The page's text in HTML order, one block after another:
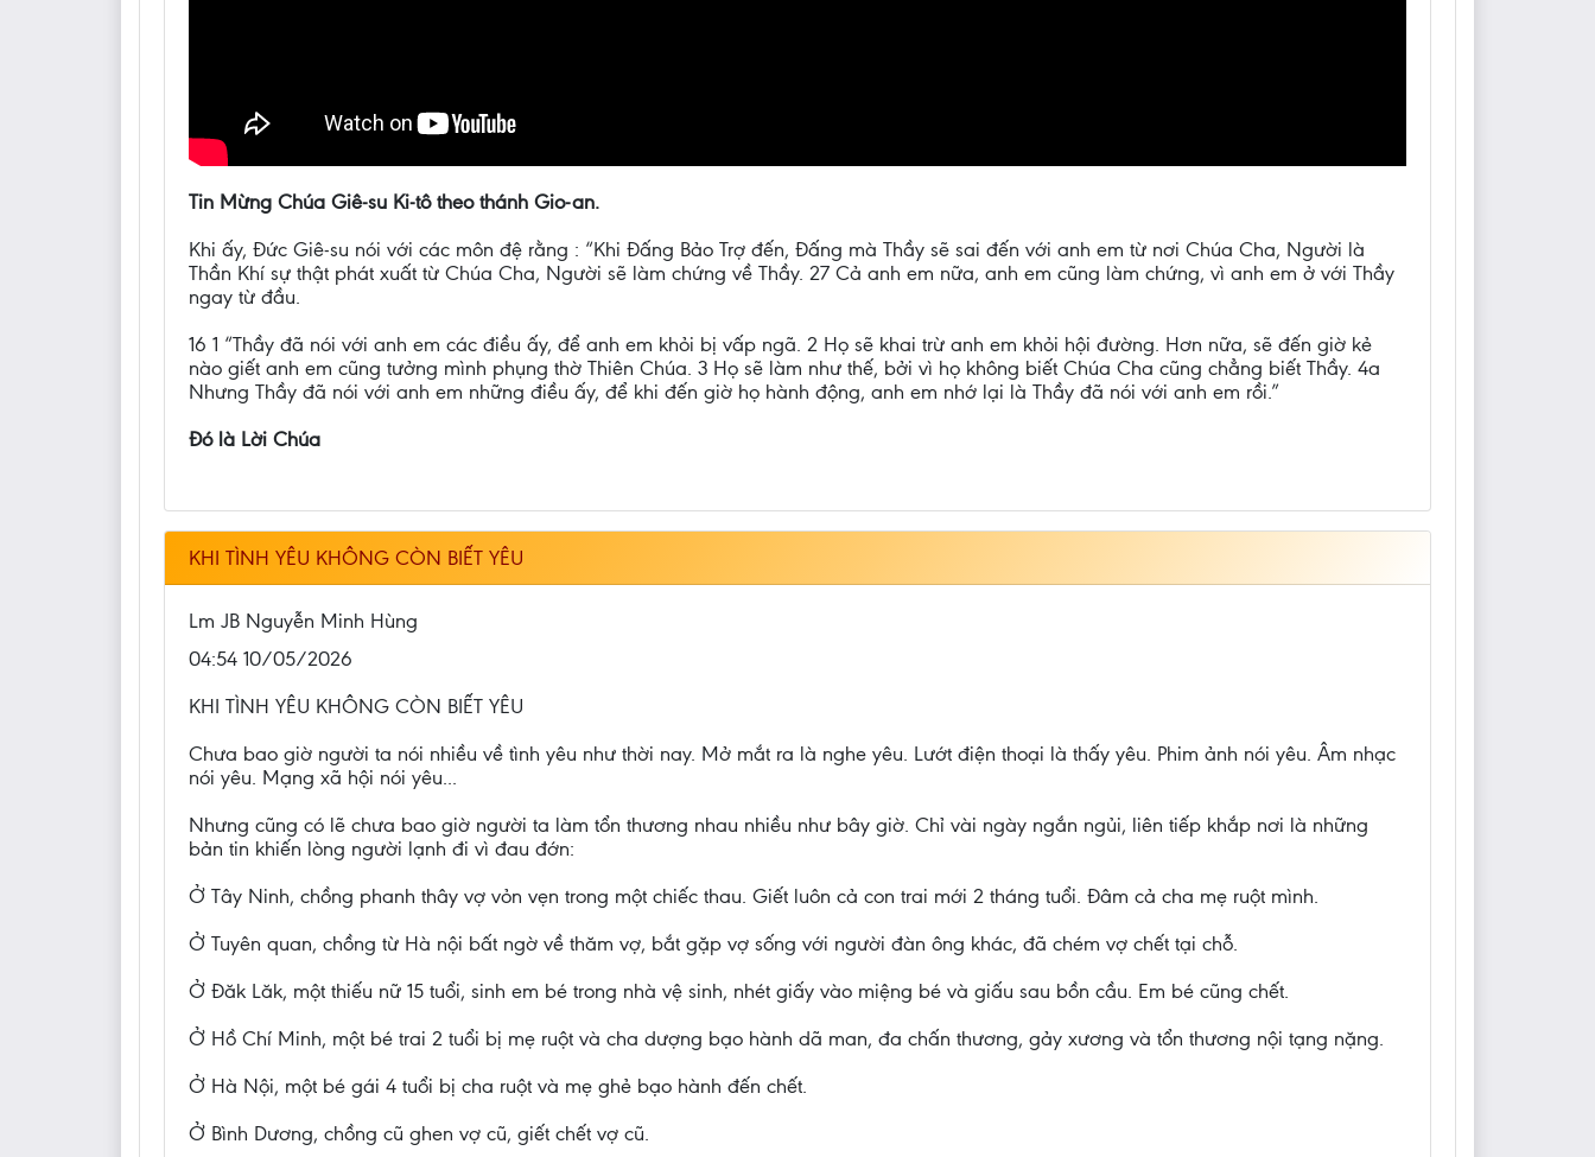
Tin Mừng Chúa Giê-su Ki-tô theo thánh Gio-an.
Khi ấy, Đức Giê-su nói với các môn đệ rằng : “Khi Đấng Bảo Trợ đến, Đấng mà Thầy sẽ sai đến với anh em từ nơi Chúa Cha, Người là
Thần Khí sự thật phát xuất từ Chúa Cha, Người sẽ làm chứng về Thầy. 27 Cả anh em nữa, anh em cũng làm chứng, vì anh em ở với Thầy
ngay từ đầu.
16 1 “Thầy đã nói với anh em các điều ấy, để anh em khỏi bị vấp ngã. 2 Họ sẽ khai trừ anh em khỏi hội đường. Hơn nữa, sẽ đến giờ kẻ
nào giết anh em cũng tưởng mình phụng thờ Thiên Chúa. 3 Họ sẽ làm như thế, bởi vì họ không biết Chúa Cha cũng chẳng biết Thầy. 4a
Nhưng Thầy đã nói với anh em những điều ấy, để khi đến giờ họ hành động, anh em nhớ lại là Thầy đã nói với anh em rồi.”
Đó là Lời Chúa
KHI TÌNH YÊU KHÔNG CÒN BIẾT YÊU
Lm JB Nguyễn Minh Hùng
04:54 10/05/2026
KHI TÌNH YÊU KHÔNG CÒN BIẾT YÊU
Chưa bao giờ người ta nói nhiều về tình yêu như thời nay. Mở mắt ra là nghe yêu. Lướt điện thoại là thấy yêu. Phim ảnh nói yêu. Âm nhạc
nói yêu. Mạng xã hội nói yêu...
Nhưng cũng có lẽ chưa bao giờ người ta làm tổn thương nhau nhiều như bây giờ. Chỉ vài ngày ngắn ngủi, liên tiếp khắp nơi là những
bản tin khiến lòng người lạnh đi vì đau đớn:
Ở Tây Ninh, chồng phanh thây vợ vỏn vẹn trong một chiếc thau. Giết luôn cả con trai mới 2 tháng tuổi. Đâm cả cha mẹ ruột mình.
Ở Tuyên quan, chồng từ Hà nội bất ngờ về thăm vợ, bắt gặp vợ sống với người đàn ông khác, đã chém vợ chết tại chỗ.
Ở Đăk Lăk, một thiếu nữ 15 tuổi, sinh em bé trong nhà vệ sinh, nhét giấy vào miệng bé và giấu sau bồn cầu. Em bé cũng chết.
Ở Hồ Chí Minh, một bé trai 2 tuổi bị mẹ ruột và cha dượng bạo hành dã man, đa chấn thương, gảy xương và tổn thương nội tạng nặng.
Ở Hà Nội, một bé gái 4 tuổi bị cha ruột và mẹ ghẻ bạo hành đến chết.
Ở Bình Dương, chồng cũ ghen vợ cũ, giết chết vợ cũ.